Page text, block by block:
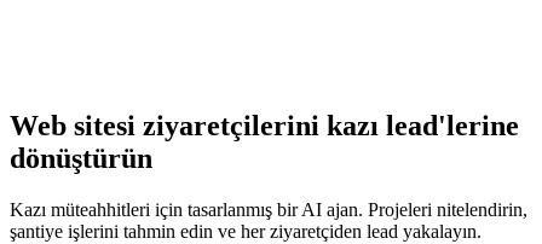
Web sitesi ziyaretçilerini kazı lead'lerine
dönüştürün
Kazı müteahhitleri için tasarlanmış bir AI ajan. Projeleri nitelendirin,
şantiye işlerini tahmin edin ve her ziyaretçiden lead yakalayın.